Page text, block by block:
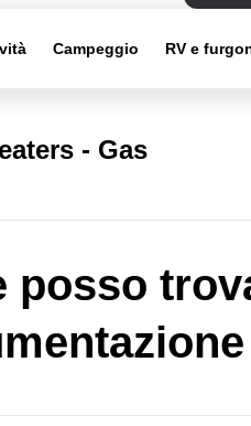
Campeggio RV e
- Gas
posso